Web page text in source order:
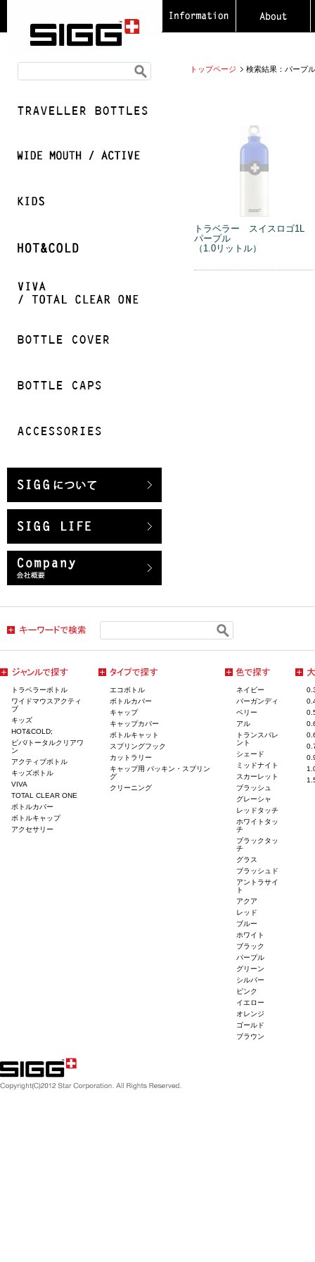
トップページ 検索結果：パープル
トラベラー スイスロゴ1L
パープル
（1.0リットル）
トラベラーボトル
ワイドマウスアクティ
ブ
キッズ
HOT&COLD;
ビバ/トータルクリアワ
ン
アクティブボトル
キッズボトル
VIVA
TOTAL CLEAR ONE
ボトルカバー
ボトルキャップ
アクセサリー
エコボトル
ボトルカバー
キャップ
キャップカバー
ボトルキャット
スプリングフック
カットラリー
キャップ用 パッキン・スプリン
グ
クリーニング
ネイビー
バーガンディ
ベリー
アル
トランスパレ
ント
シェード
ミッドナイト
スカーレット
ブラッシュ
グレーシャ
レッドタッチ
ホワイトタッ
チ
ブラックタッ
チ
グラス
ブラッシュド
アントラサイ
ト
アクア
レッド
ブルー
ホワイト
ブラック
パープル
グリーン
シルバー
ピンク
イエロー
オレンジ
ゴールド
ブラウン